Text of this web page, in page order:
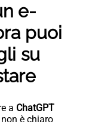
e-
puoi
su
a ChatGPT
è chiaro